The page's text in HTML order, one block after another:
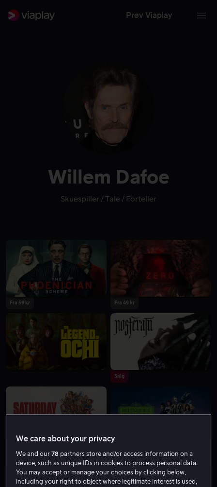
Prøv Viaplay
Willem Dafoe
Skuespiller Tale Forteller
Fra 59 kr Fra 49 kr
Salg
We care about your privacy
We and our78 partners store and/or access information on a
device, such as unique IDs in cookies to process personal data.
You may accept or manage your choices by clicking below,
including your right to object where legitimate interest is used,